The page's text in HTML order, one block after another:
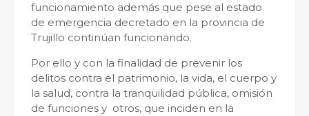
funcionamiento además que pese al estado
de emergencia decretado en la provincia de
Trujillo continúan funcionando.
Por ello y con la finalidad de prevenir los
delitos contra el patrimonio, la vida, el cuerpo y
la salud, contra la tranquilidad pública, omisión
de funciones y otros, que inciden en la